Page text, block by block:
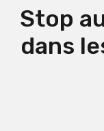
Stop
dans